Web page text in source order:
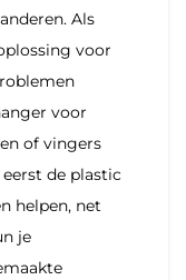
Als
voor
voor
of vingers
de plastic
helpen, net
je